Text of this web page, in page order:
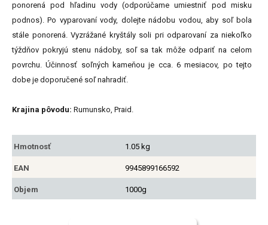
ponorená pod hľadinu vody (odporúčame umiestniť pod misku
podnos). Po vyparovaní vody, dolejte nádobu vodou, aby soľ bola
stále ponorená. Vyzrážané kryštály soli pri odparovaní za niekoľko
týždňov pokryjú stenu nádoby, soľ sa tak môže odpariť na celom
povrchu. Účinnosť soľných kameňou je cca. 6 mesiacov, po tejto
dobe je doporučené soľ nahradiť.
Krajina pôvodu: Rumunsko, Praid.
Hmotnosť 1.05 kg
EAN 9945899166592
Objem 1000g